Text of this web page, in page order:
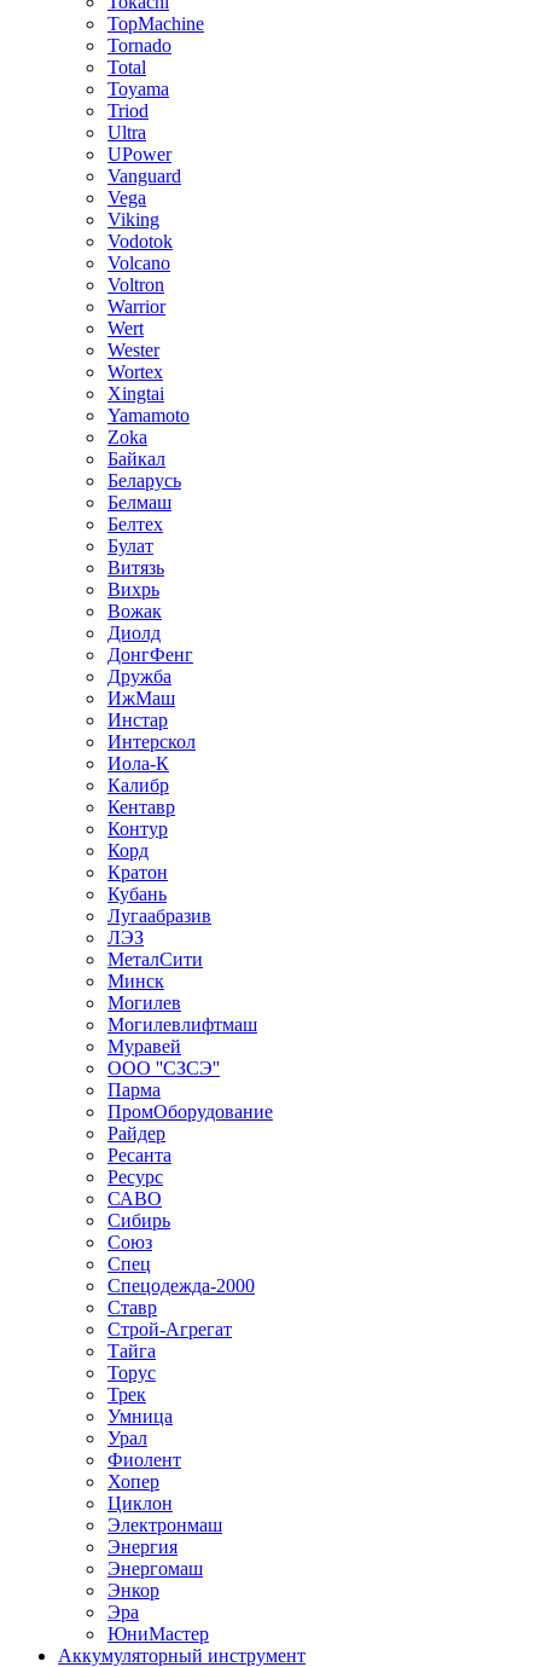
TopMachine
Tornado
Total
Toyama
Triod
Ultra
UPower
Vanguard
Vega
Viking
Vodotok
Volcano
Voltron
Warrior
Wert
Wester
Wortex
Xingtai
Yamamoto
Zoka
Байкал
Беларусь
Белмаш
Белтех
Булат
Витязь
Вихрь
Вожак
Диолд
ДонгФенг
Дружба
ИжМаш
Инстар
Интерскол
Иола-К
Калибр
Кентавр
Контур
Корд
Кратон
Кубань
Лугаабразив
ЛЭЗ
МеталСити
Минск
Могилев
Могилевлифтмаш
Муравей
ООО ''СЗСЭ''
Парма
ПромОборудование
Райдер
Ресанта
Ресурс
САВО
Сибирь
Союз
Спец
Спецодежда-2000
Ставр
Строй-Агрегат
Тайга
Торус
Трек
Умница
Урал
Фиолент
Хопер
Циклон
Электронмаш
Энергия
Энергомаш
Энкор
Эра
ЮниМастер
Аккумуляторный инструмент